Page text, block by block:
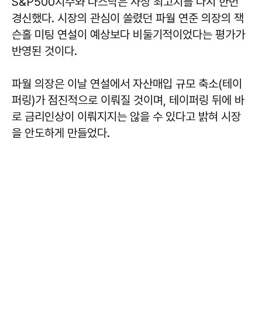
경신했다. 시장의 관심이 쏠렸던 파월 연준 의장의 잭
슨홀 미팅 연설이 예상보다 비둘기적이었다는 평가가
반영된 것이다.
파월 의장은 이날 연설에서 자산매입 규모 축소(테이
퍼링)가 점진적으로 이뤄질 것이며, 테이퍼링 뒤에 바
로 금리인상이 이뤄지지는 않을 수 있다고 밝혀 시장
을 안도하게 만들었다.